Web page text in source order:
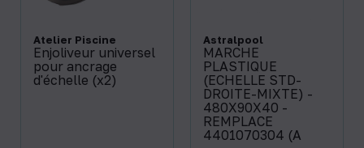
Atelier Piscine
Enjoliveur universel
pour ancrage
d'échelle (x2)
Astralpool
MARCHE
PLASTIQUE
(ECHELLE STD-
DROITE-MIXTE) -
480X90X40 -
REMPLACE
4401070304 (A